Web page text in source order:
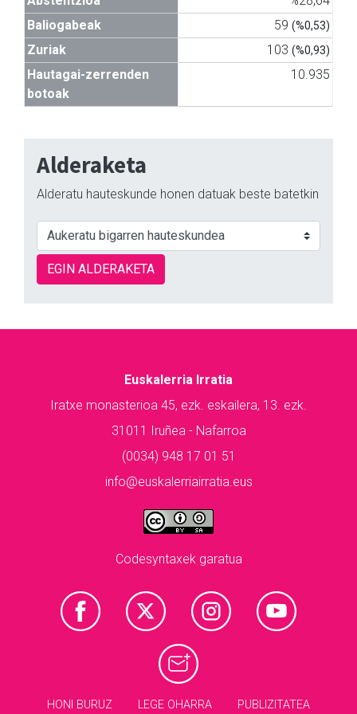
Baliogabeak
59 (%0,53)
Zuriak 103 (%0,93)
Hautagai-zerrenden
botoak
10.935
Alderaketa
Alderatu hauteskunde honen datuak beste batetkin
EGIN ALDERAKETA
Euskalerria Irratia
Iratxe monasterioa 45, ezk. eskailera, 13. ezk.
31011 Iruñea - Nafarroa
(0034) 948 17 01 51
info@euskalerriairratia.eus
Codesyntaxek garatua
HONI BURUZ LEGE OHARRA PUBLIZITATEA